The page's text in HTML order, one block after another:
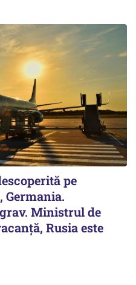
pe
Germania.
Ministrul de
Rusia este